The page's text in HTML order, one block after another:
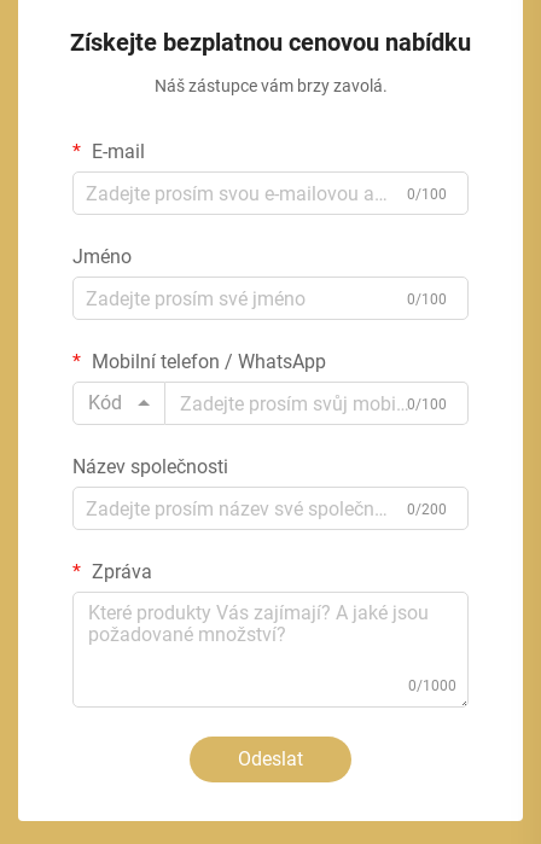
Získejte bezplatnou cenovou nabídku
Náš zástupce vám brzy zavolá.
E-mail
0/100
Jméno
0/100
Mobilní telefon / WhatsApp
Kód
0/100
Název společnosti
0/200
Zpráva
0/1000
Odeslat